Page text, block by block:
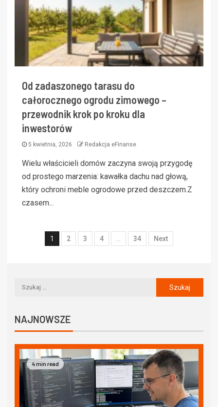
Od zadaszonego tarasu do
całorocznego ogrodu zimowego –
przewodnik krok po kroku dla
inwestorów
5 kwietnia, 2026 Redakcja eFinanse
Wielu właścicieli domów zaczyna swoją przygodę
od prostego marzenia: kawałka dachu nad głową,
który ochroni meble ogrodowe przed deszczem.Z
czasem...
1 2 3 4 34 Next
NAJNOWSZE
4 min read